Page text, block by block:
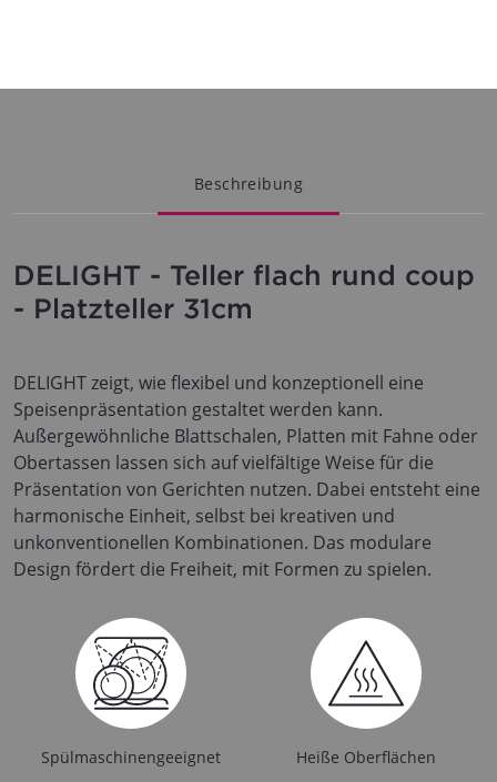
Beschreibung
DELIGHT - Teller flach rund coup
- Platzteller 31cm
DELIGHT zeigt, wie flexibel und konzeptionell eine
Speisenpräsentation gestaltet werden kann.
Außergewöhnliche Blattschalen, Platten mit Fahne oder
Obertassen lassen sich auf vielfältige Weise für die
Präsentation von Gerichten nutzen. Dabei entsteht eine
harmonische Einheit, selbst bei kreativen und
unkonventionellen Kombinationen. Das modulare
Design fördert die Freiheit, mit Formen zu spielen.
Spülmaschinengeeignet Heiße Oberflächen